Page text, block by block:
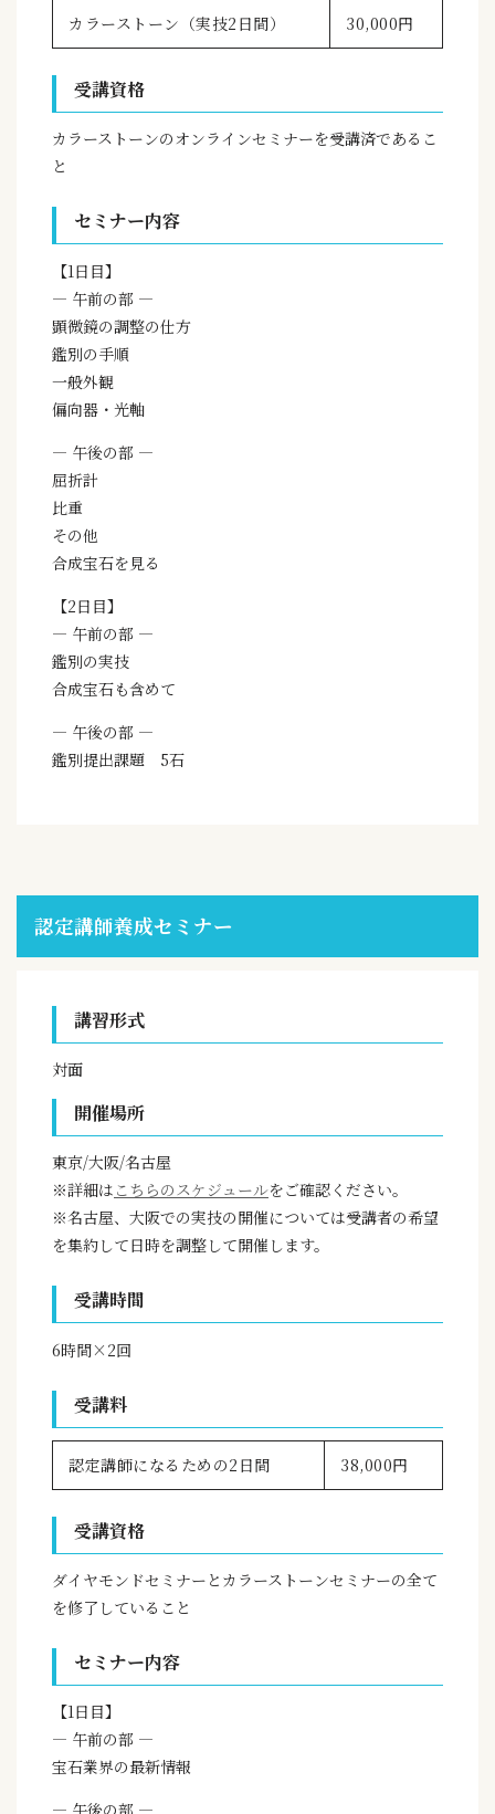
カラーストーン（実技2日間） 30,000円
受講資格
カラーストーンのオンラインセミナーを受講済であるこ
と
セミナー内容
【1日目】
— 午前の部 —
顕微鏡の調整の仕方
鑑別の手順
一般外観
偏向器・光軸
— 午後の部 —
屈折計
比重
その他
合成宝石を見る
【2日目】
— 午前の部 —
鑑別の実技
合成宝石も含めて
— 午後の部 —
鑑別提出課題 5石
認定講師養成セミナー
講習形式
対面
開催場所
東京/大阪/名古屋
※詳細は こちらのスケジュールをご確認ください。
※名古屋、大阪での実技の開催については受講者の希望
を集約して日時を調整して開催します。
受講時間
6時間×2回
受講料
認定講師になるための2日間 38,000円
受講資格
ダイヤモンドセミナーとカラーストーンセミナーの全て
を修了していること
セミナー内容
【1日目】
— 午前の部 —
宝石業界の最新情報